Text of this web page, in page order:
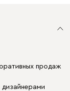
продаж